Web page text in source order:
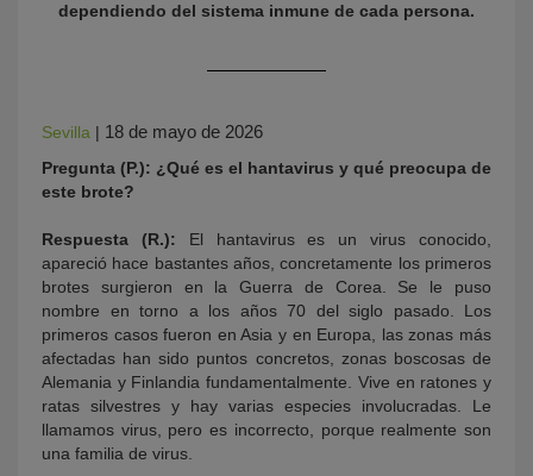
dependiendo del sistema inmune de cada persona.
Sevilla | 18 de mayo de 2026
Pregunta (P.): ¿Qué es el hantavirus y qué preocupa de
este brote?
Respuesta (R.): El hantavirus es un virus conocido,
apareció hace bastantes años, concretamente los primeros
brotes surgieron en la Guerra de Corea. Se le puso
nombre en torno a los años 70 del siglo pasado. Los
primeros casos fueron en Asia y en Europa, las zonas más
afectadas han sido puntos concretos, zonas boscosas de
Alemania y Finlandia fundamentalmente. Vive en ratones y
ratas silvestres y hay varias especies involucradas. Le
llamamos virus, pero es incorrecto, porque realmente son
una familia de virus.